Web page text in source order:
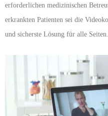
erforderlichen medizinischen
erkrankten Patienten sei die
und sicherste Lösung für alle Seiten.